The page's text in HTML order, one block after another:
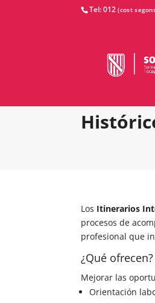
Tel: 012
Los Itinerarios
procesos de
profesional que
¿Qué ofrecen?
Mejorar las
Orientación